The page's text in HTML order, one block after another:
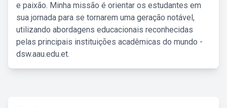
e paixão. Minha missão é orientar os estudantes em
sua jornada para se tornarem uma geração notável,
utilizando abordagens educacionais reconhecidas
pelas principais instituições acadêmicas do mundo -
dsw.aau.edu.et.